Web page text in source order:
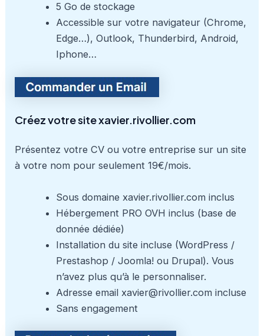
5 Go de stockage
Accessible sur votre navigateur (Chrome,
Edge…), Outlook, Thunderbird, Android,
Iphone…
Créez votre site xavier.rivollier.com
Présentez votre CV ou votre entreprise sur un site
à votre nom pour seulement 19€/mois.
Sous domaine xavier.rivollier.com inclus
Hébergement PRO OVH inclus (base de
donnée dédiée)
Installation du site incluse (WordPress /
Prestashop / Joomla! ou Drupal). Vous
n’avez plus qu’à le personnaliser.
Adresse email xavier@rivollier.com incluse
Sans engagement